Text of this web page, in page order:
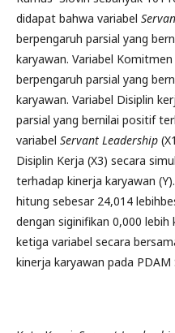
didapat bahwa variabel
berpengaruh parsial yang
karyawan. Variabel
berpengaruh parsial yang
karyawan. Variabel Disiplin
parsial yang bernilai positif
variabel Servant Leadership
Disiplin Kerja (X3) secara
terhadap kinerja karyawan
hitung sebesar 24,014
dengan siginifikan 0,000 lebih
ketiga variabel secara
kinerja karyawan pada